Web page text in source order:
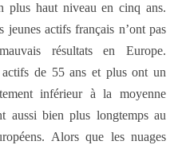
plus haut niveau en cinq ans.
actifs français n’ont pas
résultats en Europe.
de 55 ans et plus ont un
inférieur à la moyenne
aussi bien plus longtemps au
Alors que les nuages